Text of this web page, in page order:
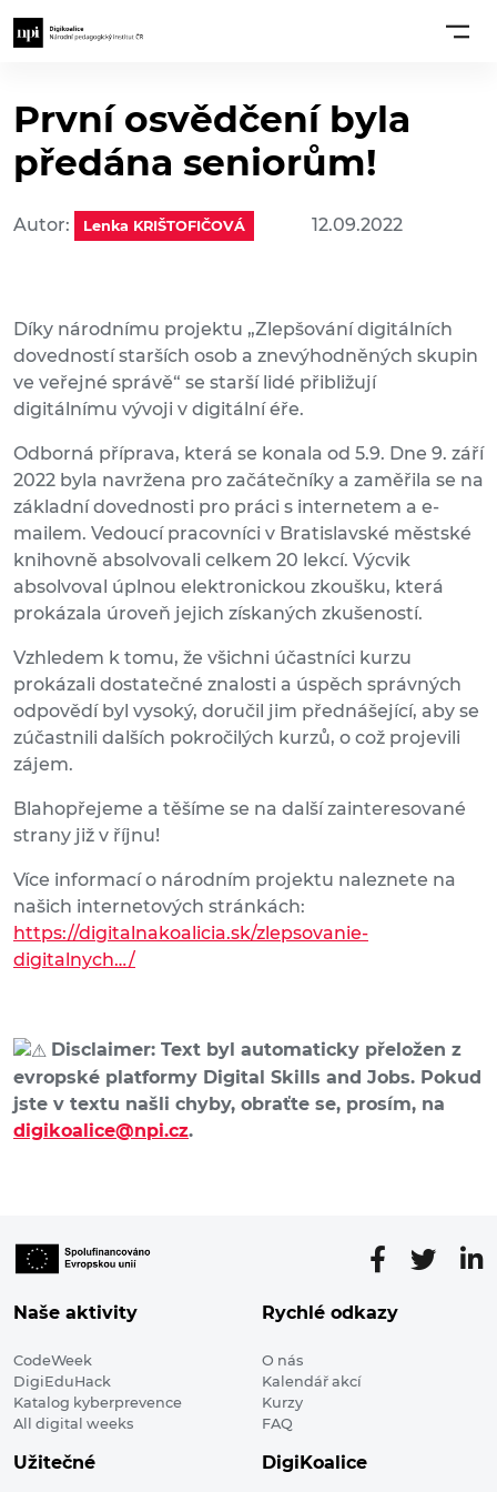
První osvědčení byla
předána seniorům!
Autor: Lenka KRIŠTOFIČOVÁ 12.09.2022
Díky národnímu projektu „Zlepšování digitálních
dovedností starších osob a znevýhodněných skupin
ve veřejné správě“ se starší lidé přibližují
digitálnímu vývoji v digitální éře.
Odborná příprava, která se konala od 5.9. Dne 9. září
2022 byla navržena pro začátečníky a zaměřila se na
základní dovednosti pro práci s internetem a e-
mailem. Vedoucí pracovníci v Bratislavské městské
knihovně absolvovali celkem 20 lekcí. Výcvik
absolvoval úplnou elektronickou zkoušku, která
prokázala úroveň jejich získaných zkušeností.
Vzhledem k tomu, že všichni účastníci kurzu
prokázali dostatečné znalosti a úspěch správných
odpovědí byl vysoký, doručil jim přednášející, aby se
zúčastnili dalších pokročilých kurzů, o což projevili
zájem.
Blahopřejeme a těšíme se na další zainteresované
strany již v říjnu!
Více informací o národním projektu naleznete na
našich internetových stránkách:
https://digitalnakoalicia.sk/zlepsovanie-
digitalnych…/
Disclaimer: Text byl automaticky přeložen z
evropské platformy Digital Skills and Jobs. Pokud
jste v textu našli chyby, obraťte se, prosím, na
digikoalice@npi.cz.
Naše aktivity
CodeWeek
DigiEduHack
Katalog kyberprevence
All digital weeks
Rychlé odkazy
O nás
Kalendář akcí
Kurzy
FAQ
Užitečné DigiKoalice